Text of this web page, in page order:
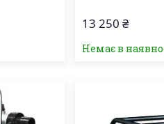
13 250 ₴
Немає в